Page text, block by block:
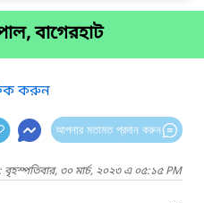
বাগেরহাট
করুন
আপনার মতামত প্রদান করুন
বৃহস্পতিবার, ৩০ মার্চ, ২০২৩ এ ০৫:১৫ PM